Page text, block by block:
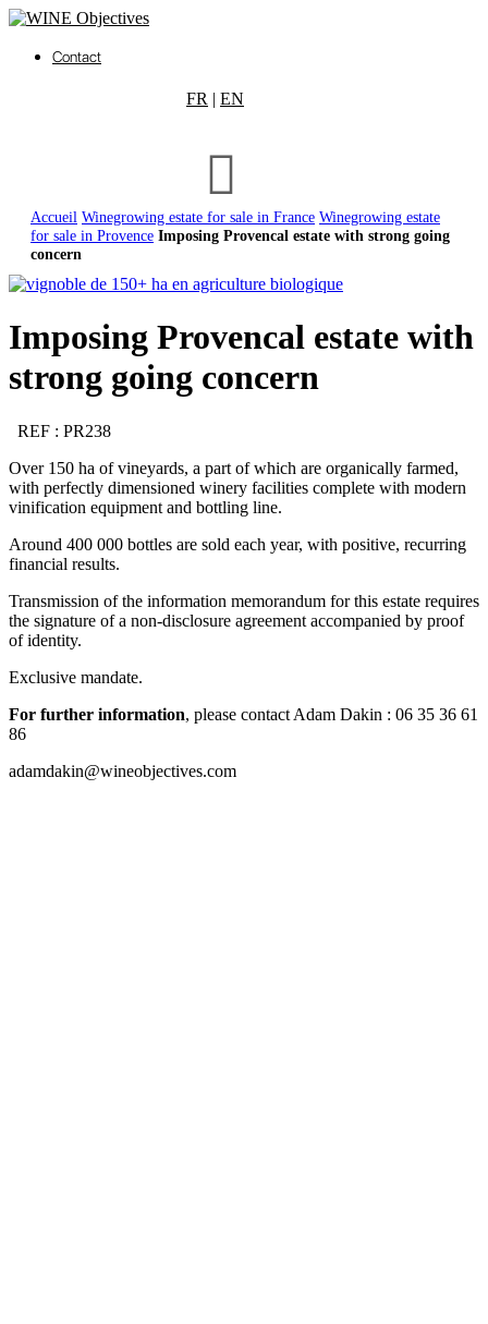
Contact
FR | EN
Accueil Winegrowing estate for sale in France Winegrowing estate
for sale in Provence Imposing Provencal estate with strong going
concern
Imposing Provencal estate with
strong going concern
REF : PR238
Over 150 ha of vineyards, a part of which are organically farmed,
with perfectly dimensioned winery facilities complete with modern
vinification equipment and bottling line.
Around 400 000 bottles are sold each year, with positive, recurring
financial results.
Transmission of the information memorandum for this estate requires
the signature of a non-disclosure agreement accompanied by proof
of identity.
Exclusive mandate.
For further information, please contact Adam Dakin : 06 35 36 61
86
adamdakin@wineobjectives.com